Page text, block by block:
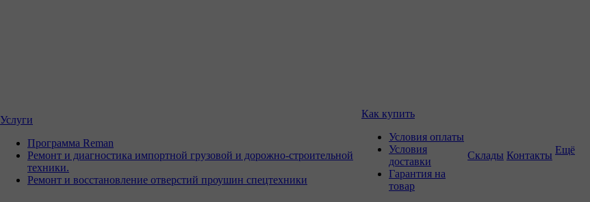
Услуги
Программа Reman
Ремонт и диагностика импортной грузовой и дорожно-строительной
техники.
Ремонт и восстановление отверстий проушин спецтехники
Как купить
Условия оплаты
Условия
доставки
Гарантия на
товар
Склады Контакты Ещё